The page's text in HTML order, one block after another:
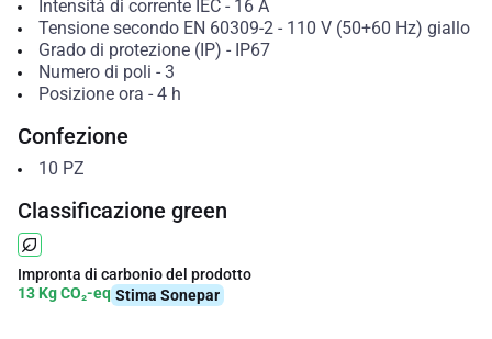
Intensità di corrente IEC- 16 A
Tensione secondo EN 60309-2- 110 V (50+60 Hz) giallo
Grado di protezione (IP) - IP67
Numero di poli - 3
Posizione ora - 4 h
Confezione
10 PZ
Classificazione green
Impronta di carbonio del prodotto
13 Kg CO₂-eq Stima Sonepar